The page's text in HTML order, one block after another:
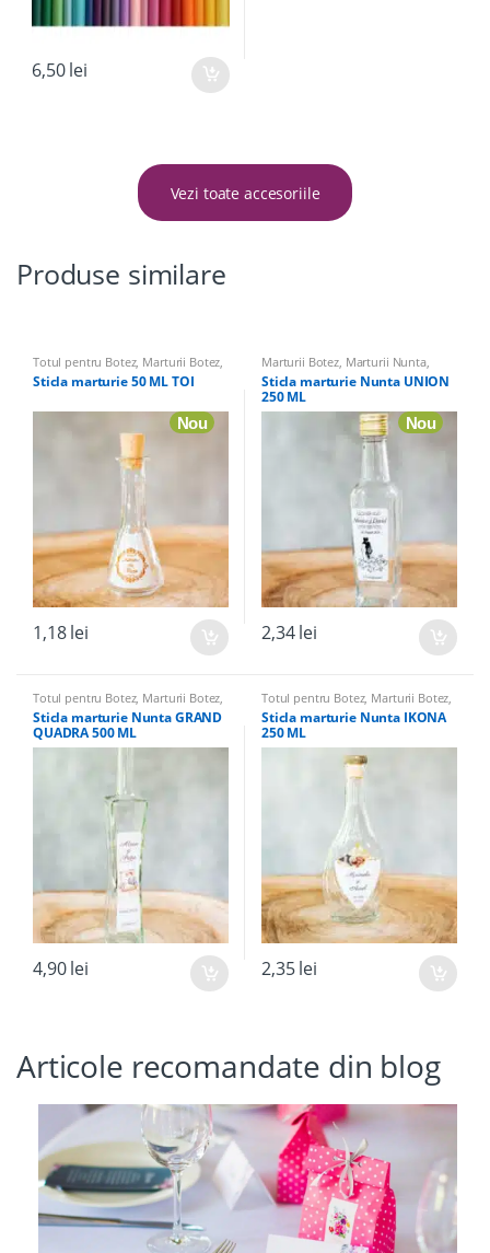
6,50lei
Vezi toate accesoriile
Produse similare
Totul pentru Botez, Marturii Botez,
Sticle marturii & Accesorii ,Sticle
Marturii,Marturii Nunta
Sticla marturie 50 ML TOI
Nou
1,18lei
Marturii Botez, Marturii Nunta,
Sticle Marturii , Sticle marturii &
Accesorii,Totul pentru Botez
Sticla marturie Nunta UNION
250 ML
Nou
2,34lei
Totul pentru Botez, Marturii Botez
Sticle marturii & Accesorii Sticle
Marturii,Marturii Nunta
Sticla marturie Nunta GRAND
QUADRA 500 ML
4,90lei
Totul pentru Botez, Marturii Botez
Sticle marturii & Accesorii ,Sticle
Marturii,Marturii Nunta
Sticla marturie Nunta IKONA
250 ML
2,35lei
Articole recomandate din blog